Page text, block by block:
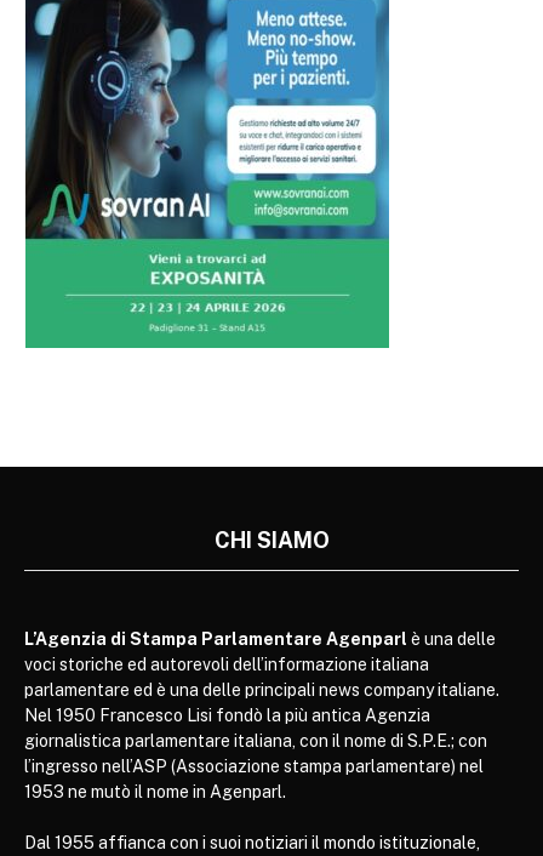
CHI SIAMO
L’Agenzia di Stampa Parlamentare Agenparl è una delle
voci storiche ed autorevoli dell’informazione italiana
parlamentare ed è una delle principali news company italiane.
Nel 1950 Francesco Lisi fondò la più antica Agenzia
giornalistica parlamentare italiana, con il nome di S.P.E.; con
l’ingresso nell’ASP (Associazione stampa parlamentare) nel
1953 ne mutò il nome in Agenparl.
Dal 1955 affianca con i suoi notiziari il mondo istituzionale,